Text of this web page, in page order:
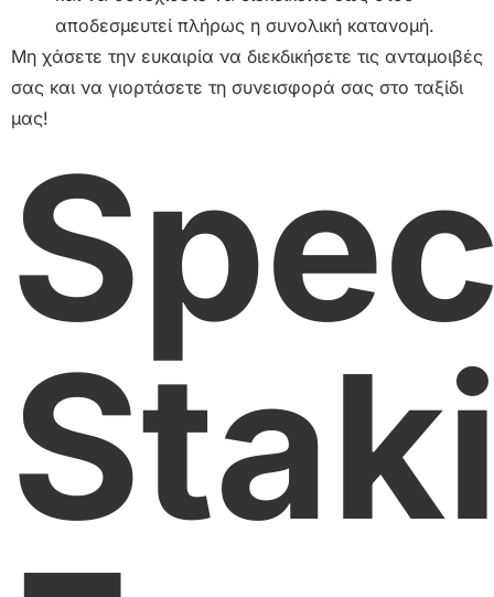
αποδεσμευτεί πλήρως η συνολική κατανομή.
Μη χάσετε την ευκαιρία να διεκδικήσετε τις ανταμοιβές
σας και να γιορτάσετε τη συνεισφορά σας στο ταξίδι
μας!